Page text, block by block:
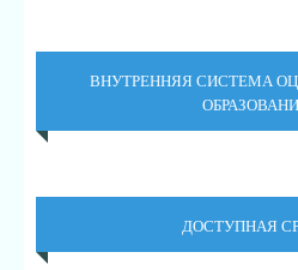
ВНУТРЕННЯЯ СИСТЕМА
ДОСТУПНАЯ